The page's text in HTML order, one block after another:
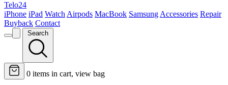
Telo24
iPhone iPad Watch Airpods MacBook Samsung Accessories Repair
Buyback Contact
Search
0 items in cart, view bag